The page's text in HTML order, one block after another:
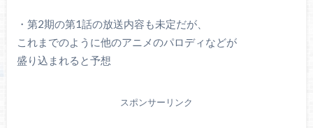
・第2期の第1話の放送内容も未定だが、
これまでのように他のアニメのパロディなどが
盛り込まれると予想
スポンサーリンク